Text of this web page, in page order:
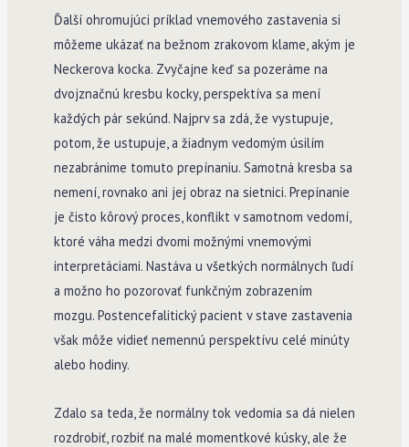
Ďalší ohromujúci príklad vnemového zastavenia si
môžeme ukázať na bežnom zrakovom klame, akým je
Neckerova kocka. Zvyčajne keď sa pozeráme na
dvojznačnú kresbu kocky, perspektíva sa mení
každých pár sekúnd. Najprv sa zdá, že vystupuje,
potom, že ustupuje, a žiadnym vedomým úsilím
nezabránime tomuto prepínaniu. Samotná kresba sa
nemení, rovnako ani jej obraz na sietnici. Prepínanie
je čisto kôrový proces, konflikt v samotnom vedomí,
ktoré váha medzi dvomi možnými vnemovými
interpretáciami. Nastáva u všetkých normálnych ľudí
a možno ho pozorovať funkčným zobrazením
mozgu. Postencefalitický pacient v stave zastavenia
však môže vidieť nemennú perspektívu celé minúty
alebo hodiny.
Zdalo sa teda, že normálny tok vedomia sa dá nielen
rozdrobiť, rozbiť na malé momentkové kúsky, ale že